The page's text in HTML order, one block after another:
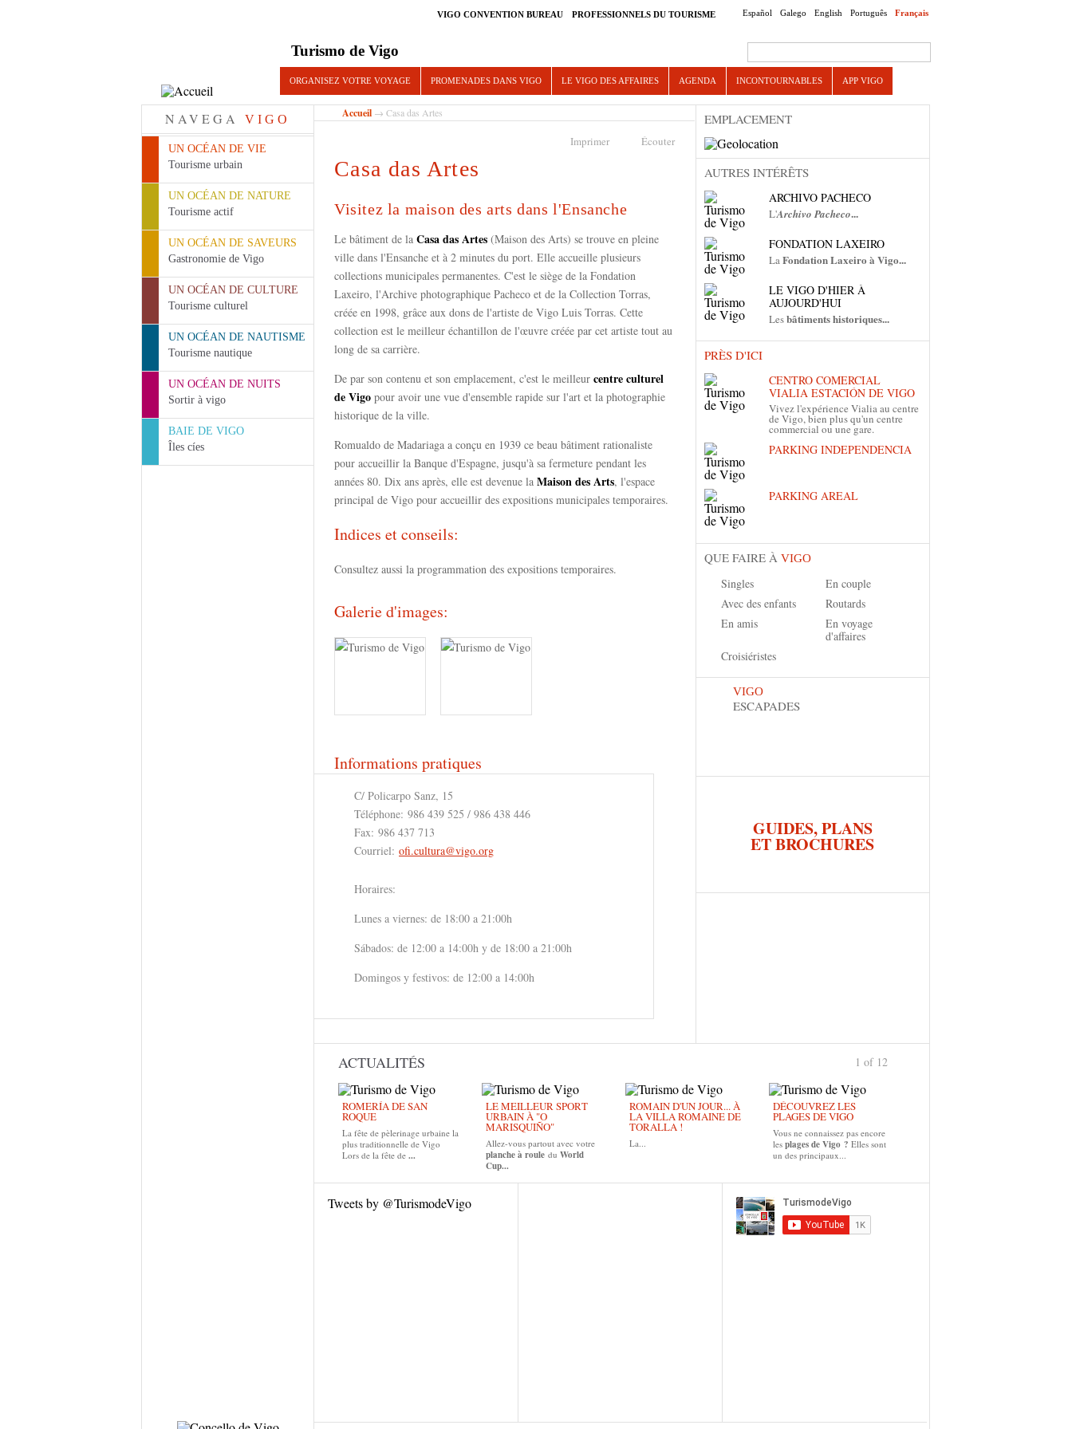
Español Galego English Português Français
VIGO CONVENTION BUREAU PROFESSIONNELS DU TOURISME
Turismo de Vigo
ORGANISEZ VOTRE VOYAGE PROMENADES DANS VIGO LE VIGO DES AFFAIRES AGENDA INCONTOURNABLES APP VIGO
NAVEGA VIGO
UN OCÉAN DE VIE
Tourisme urbain
UN OCÉAN DE NATURE
Tourisme actif
UN OCÉAN DE SAVEURS
Gastronomie de Vigo
UN OCÉAN DE CULTURE
Tourisme culturel
UN OCÉAN DE NAUTISME
Tourisme nautique
UN OCÉAN DE NUITS
Sortir à vigo
BAIE DE VIGO
Îles cíes
Accueil → Casa das Artes
Imprimer Écouter
Casa das Artes
Visitez la maison des arts dans l'Ensanche
Le bâtiment de la Casa das Artes (Maison des Arts) se trouve en pleine
ville dans l'Ensanche et à 2 minutes du port. Elle accueille plusieurs
collections municipales permanentes. C'est le siège de la Fondation
Laxeiro, l'Archive photographique Pacheco et de la Collection Torras,
créée en 1998, grâce aux dons de l'artiste de Vigo Luis Torras. Cette
collection est le meilleur échantillon de l'œuvre créée par cet artiste tout au
long de sa carrière.
De par son contenu et son emplacement, c'est le meilleur centre culturel
de Vigo pour avoir une vue d'ensemble rapide sur l'art et la photographie
historique de la ville.
Romualdo de Madariaga a conçu en 1939 ce beau bâtiment rationaliste
pour accueillir la Banque d'Espagne, jusqu'à sa fermeture pendant les
années 80. Dix ans après, elle est devenue la Maison des Arts, l'espace
principal de Vigo pour accueillir des expositions municipales temporaires.
Indices et conseils:
Consultez aussi la programmation des expositions temporaires.
Galerie d'images:
Informations pratiques
C/ Policarpo Sanz, 15
Téléphone: 986 439 525 / 986 438 446
Fax: 986 437 713
Courriel: ofi.cultura@vigo.org
Horaires:
Lunes a viernes: de 18:00 a 21:00h
Sábados: de 12:00 a 14:00h y de 18:00 a 21:00h
Domingos y festivos: de 12:00 a 14:00h
EMPLACEMENT
AUTRES INTÉRÊTS
ARCHIVO PACHECO
L'Archivo Pacheco...
FONDATION LAXEIRO
LaFondation Laxeiro à Vigo...
LE VIGO D'HIER À
AUJOURD'HUI
Lesbâtiments historiques...
PRÈS D'ICI
CENTRO COMERCIAL
VIALIA ESTACIÓN DE VIGO
Vivez l'expérience Vialia au centre
de Vigo, bien plus qu'un centre
commercial ou une gare.
PARKING INDEPENDENCIA
PARKING AREAL
QUE FAIRE À VIGO
Singles
En couple
Avec des enfants
Routards
En amis
En voyage
d'affaires
Croisiéristes
VIGO
ESCAPADES
GUIDES, PLANS
ET BROCHURES
ACTUALITÉS
ROMERÍA DE SAN
ROQUE
La fête de pèlerinage urbaine la
plus traditionnelle de Vigo
Lors de la fête de ...
LE MEILLEUR SPORT
URBAIN À "O
MARISQUIÑO"
Allez-vous partout avec votre
planche à roule du World
Cup...
ROMAIN D'UN JOUR... À
LA VILLA ROMAINE DE
TORALLA !
La...
DÉCOUVREZ LES
PLAGES DE VIGO
Vous ne connaissez pas encore
les plages de Vigo ? Elles sont
un des principaux...
1 of 12
Tweets by @TurismodeVigo